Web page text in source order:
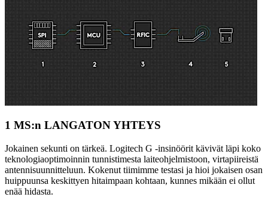
1 MS:n LANGATON YHTEYS
Jokainen sekunti on tärkeä. Logitech G -insinöörit kävivät läpi koko
teknologiaoptimoinnin tunnistimesta laiteohjelmistoon, virtapiireistä
antennisuunnitteluun. Kokenut tiimimme testasi ja hioi jokaisen osan
huippuunsa keskittyen hitaimpaan kohtaan, kunnes mikään ei ollut
enää hidasta.